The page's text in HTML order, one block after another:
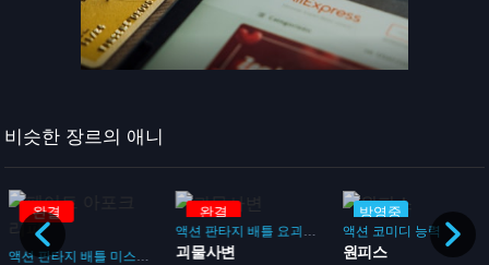
비슷한 장르의 애니
완결
액션 판타지 배틀 미스테리
완결
액션 판타지 배틀 요괴
괴물사변
방영중
액션 코미디 능력
원피스